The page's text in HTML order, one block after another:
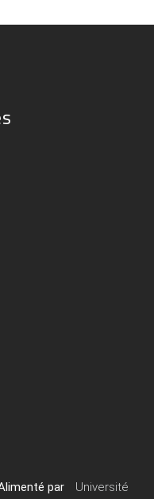
par Université